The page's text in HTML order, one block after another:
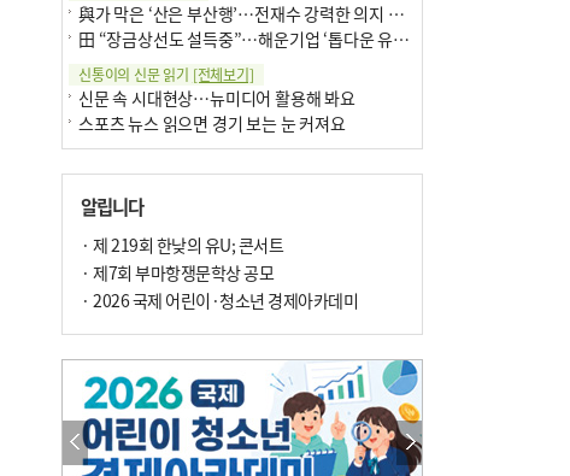
與가 막은 ‘산은 부산행’…전재수 강력한 의지 표명 없인 공염불
田 “장금상선도 설득중”…해운기업 ‘톱다운 유치전’ 가속
신통이의 신문 읽기 [전체보기]
신문 속 시대현상…뉴미디어 활용해 봐요
스포츠 뉴스 읽으면 경기 보는 눈 커져요
구·군 승진 축하화분 관행 없애자니 소상공인 울상
팩트체크[전체보기]
의령 한우산 털중나리
한 손 뉴스[전체보기]
시민이 개발한 폭염 대응 앱 ‘그늘로’ 길안내 지도 등 인기
골목 맛집 발굴 고메 셀렉션…부산시, 페스티벌 시월 연계
알립니다
· 제 219회 한낮의 유U; 콘서트
· 제7회 부마항쟁문학상 공모
· 2026 국제 어린이·청소년 경제아카데미